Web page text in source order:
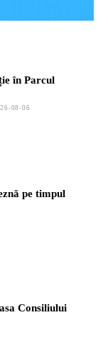
în Parcul
08-06
pe timpul
Consiliului